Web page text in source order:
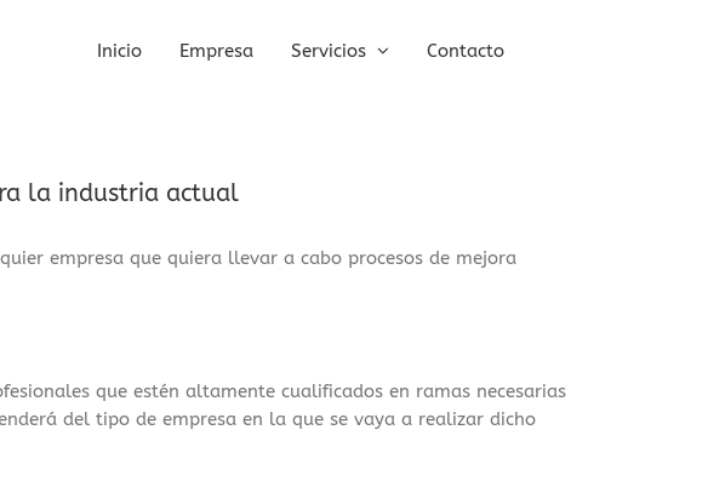
Inicio Empresa Servicios Contacto
la industria actual
empresa que quiera llevar a cabo procesos de mejora
que estén altamente cualificados en ramas necesarias
del tipo de empresa en la que se vaya a realizar dicho